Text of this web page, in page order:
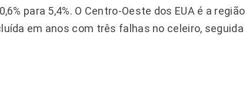
para 5,4%. O Centro-Oeste dos EUA é a região
em anos com três falhas no celeiro, seguida